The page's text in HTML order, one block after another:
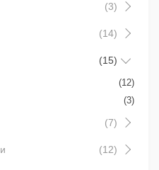
(3)
(14)
(15)
(12)
(3)
(7)
(12)